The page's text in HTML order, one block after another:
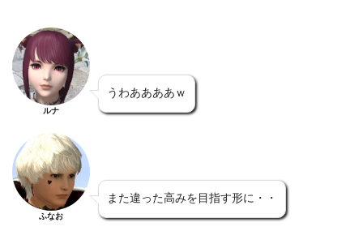
ルナ
うわああああｗ
ふなお
また違った高みを目指す形に・・